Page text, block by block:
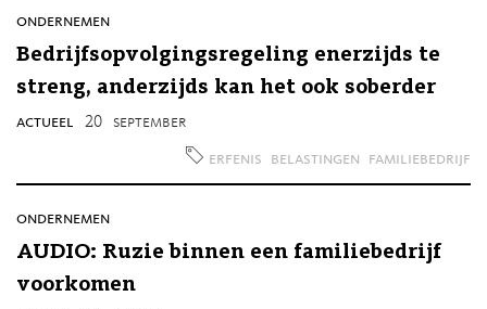
ondernemen
Bedrijfsopvolgingsregeling enerzijds te
streng, anderzijds kan het ook soberder
actueel 20 september
erfenis belastingen familiebedrijf
ondernemen
AUDIO: Ruzie binnen een familiebedrijf
voorkomen